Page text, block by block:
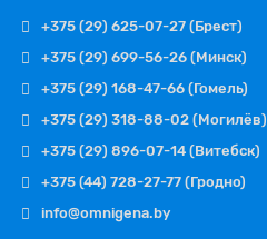
+375 (29) 625-07-27 (Брест)
+375 (29) 699-56-26 (Минск)
+375 (29) 168-47-66 (Гомель)
+375 (29) 318-88-02 (Могилёв)
+375 (29) 896-07-14 (Витебск)
+375 (44) 728-27-77 (Гродно)
info@omnigena.by